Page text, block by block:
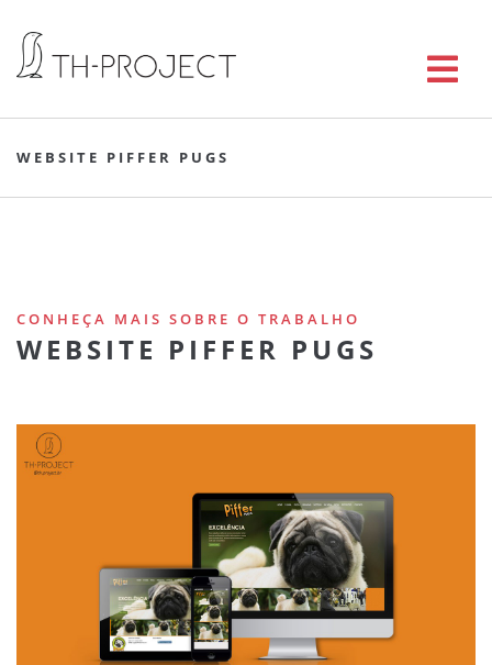
WEBSITE PIFFER PUGS
CONHEÇA MAIS SOBRE O TRABALHO
WEBSITE PIFFER PUGS